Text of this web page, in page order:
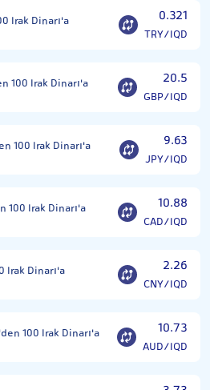
Irak Dinarı'a 0.321
TRY/IQD
100 Irak Dinarı'a 20.5
GBP/IQD
100 Irak Dinarı'a 9.63
JPY/IQD
100 Irak Dinarı'a 10.88
CAD/IQD
Irak Dinarı'a 2.26
CNY/IQD
100 Irak Dinarı'a 10.73
AUD/IQD